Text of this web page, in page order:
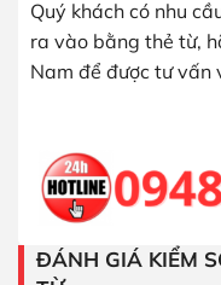
Quý khách có nhu
ra vào bằng thẻ từ,
Nam để được tư vấn
ĐÁNH GIÁ KIỂM